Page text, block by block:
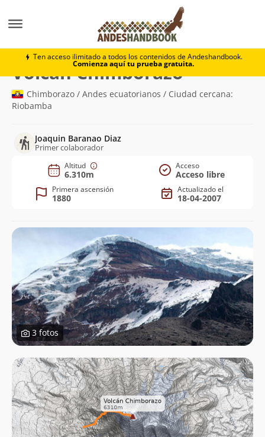
Ten acceso ilimitado a todos los contenidos de Andeshandbook.
Comienza aquí tu prueba gratuita.
Volcán Chimborazo
Volcán Chimborazo(6.310m)
Chimborazo / Andes ecuatorianos / Ciudad cercana:
Riobamba
Joaquin Baranao Diaz
Primer colaborador
Altitud
6.310m
Acceso
Acceso libre
Primera ascensión
1880
Actualizado el
18-04-2007
3 fotos